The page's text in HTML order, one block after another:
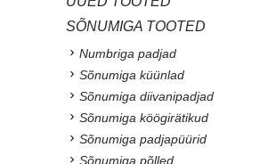
SÕNUMIGA TOOTED
Numbriga padjad
Sõnumiga küünlad
Sõnumiga diivanipadjad
Sõnumiga köögirätikud
Sõnumiga padjapüürid
Sõnumiga põlled